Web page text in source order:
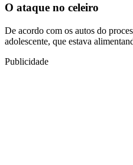
O ataque no celeiro
De acordo com os autos do
adolescente, que estava
Publicidade